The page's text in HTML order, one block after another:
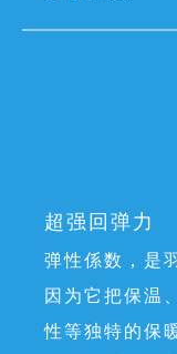
超强回弹力
弹性係数，是
因为它把保温
性等独特的保